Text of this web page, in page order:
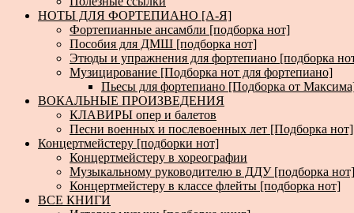
НОТЫ ДЛЯ ФОРТЕПИАНО [А-Я]
Фортепианные ансамбли [подборка нот]
Пособия для ДМШ [подборка нот]
Этюды и упражнения для фортепиано [подборка
Музицирование [Подборка нот для фортепиано]
Пьесы для фортепиано [Подборка от
ВОКАЛЬНЫЕ ПРОИЗВЕДЕНИЯ
КЛАВИРЫ опер и балетов
Песни военных и послевоенных лет [Подборка нот]
Концертмейстеру [подборки нот]
Концертмейстеру в хореографии
Музыкальному руководителю в ДДУ [подборка нот]
Концертмейстеру в классе флейты [подборка нот]
ВСЕ КНИГИ